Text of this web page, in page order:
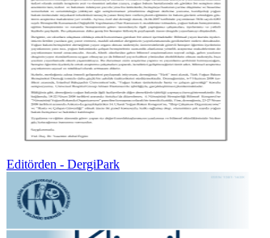
Editörden - DergiPark